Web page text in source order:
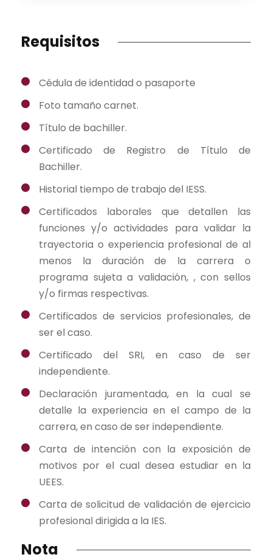
Requisitos
Cédula de identidad o pasaporte
Foto tamaño carnet.
Título de bachiller.
Certificado de Registro de Título de
Bachiller.
Historial tiempo de trabajo del IESS.
Certificados laborales que detallen las
funciones y/o actividades para validar la
trayectoria o experiencia profesional de al
menos la duración de la carrera o
programa sujeta a validación, , con sellos
y/o firmas respectivas.
Certificados de servicios profesionales, de
ser el caso.
Certificado del SRI, en caso de ser
independiente.
Declaración juramentada, en la cual se
detalle la experiencia en el campo de la
carrera, en caso de ser independiente.
Carta de intención con la exposición de
motivos por el cual desea estudiar en la
UEES.
Carta de solicitud de validación de ejercicio
profesional dirigida a la IES.
Nota